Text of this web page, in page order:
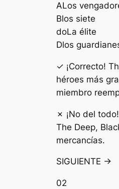
ALos
Blos siete
doLa élite
Dlos
✓ ¡Correcto!
héroes más
miembro
✗ ¡No del
The Deep,
mercancías.
SIGUIENTE →
02